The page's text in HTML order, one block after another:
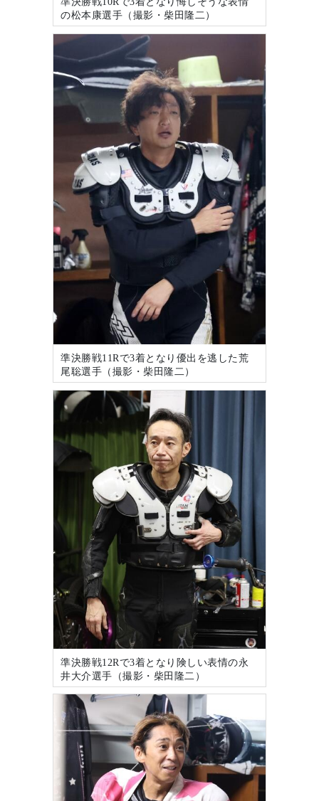
の松本康選手（撮影・柴田隆二）
準決勝戦11Rで3着となり優出を逃した荒
尾聡選手（撮影・柴田隆二）
準決勝戦12Rで3着となり険しい表情の永
井大介選手（撮影・柴田隆二）